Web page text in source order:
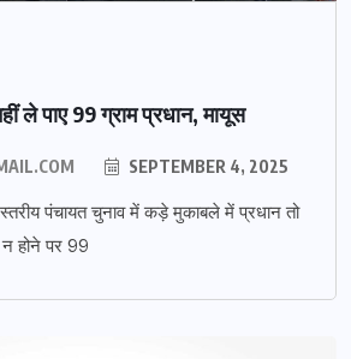
ले पाए 99 ग्राम प्रधान, मायूस
SEPTEMBER 4, 2025
पंचायत चुनाव में कड़े मुकाबले में प्रधान तो
होने पर 99